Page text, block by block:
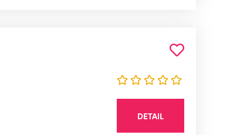
DETAIL